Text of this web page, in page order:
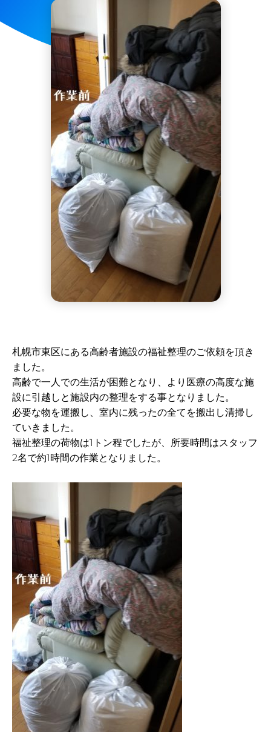
札幌市東区にある高齢者施設の福祉整理のご依頼を頂き
ました。
高齢で一人での生活が困難となり、より医療の高度な施
設に引越しと施設内の整理をする事となりました。
必要な物を運搬し、室内に残ったの全てを搬出し清掃し
ていきました。
福祉整理の荷物は1トン程でしたが、所要時間はスタッフ
2名で約1時間の作業となりました。